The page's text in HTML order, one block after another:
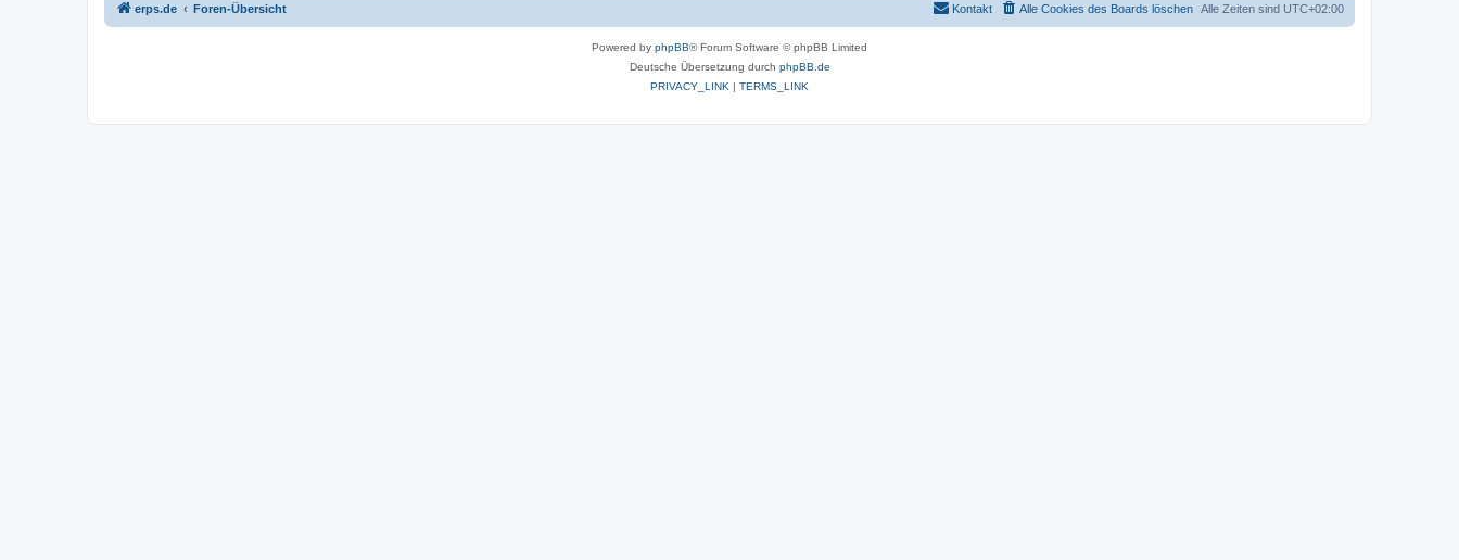
erps.de Foren-Übersicht Alle Zeiten sind UTC+02:00
Alle Cookies des Boards löschen
Kontakt
Powered by phpBB® Forum Software © phpBB Limited
Deutsche Übersetzung durch phpBB.de
PRIVACY_LINK | TERMS_LINK